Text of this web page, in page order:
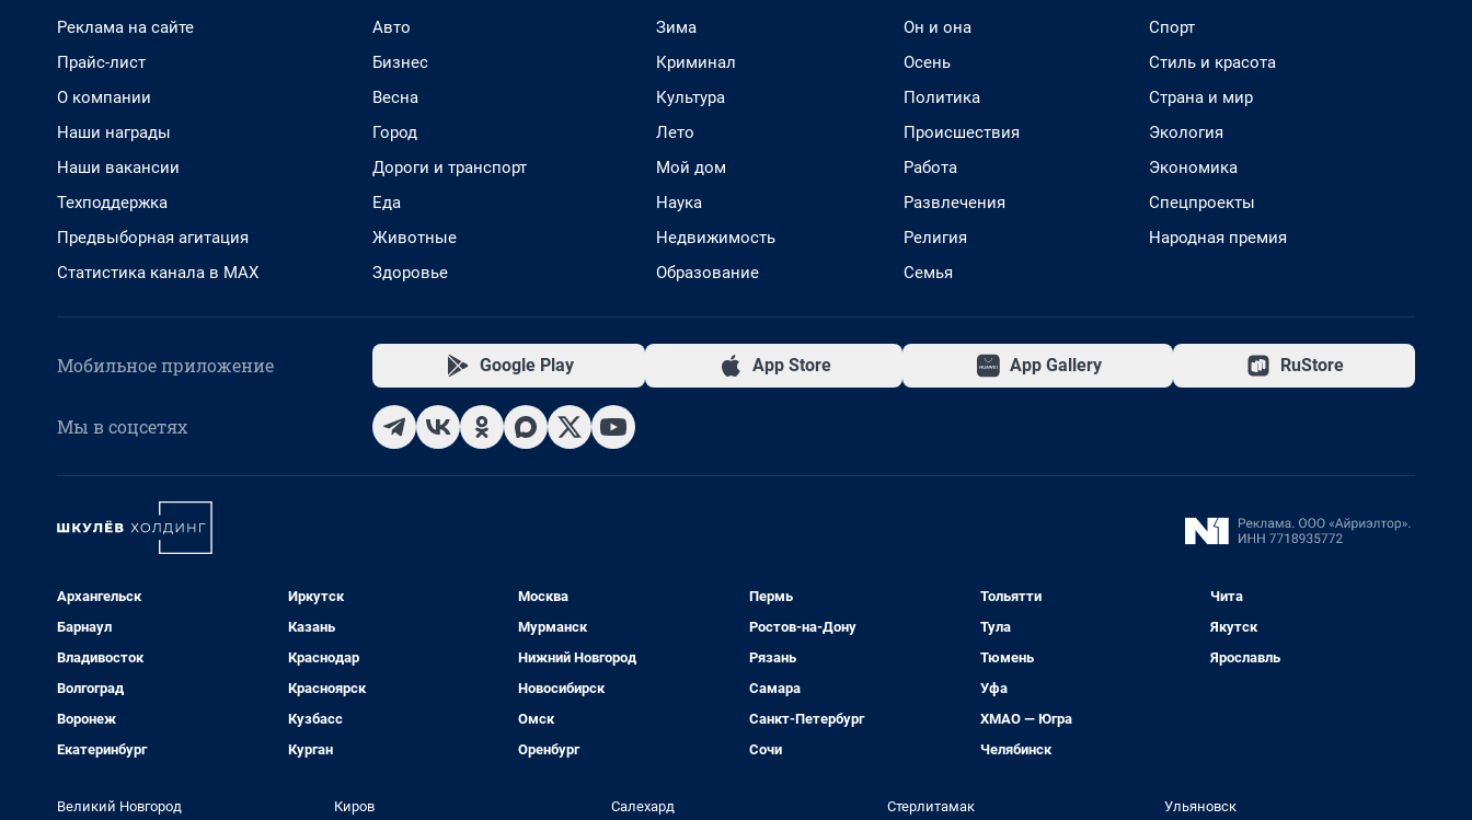
Реклама на сайте
Прайс-лист
О компании
Наши награды
Наши вакансии
Техподдержка
Предвыборная агитация
Статистика канала в MAX
Авто
Бизнес
Весна
Город
Дороги и транспорт
Еда
Животные
Здоровье
Зима
Криминал
Культура
Лето
Мой дом
Наука
Недвижимость
Образование
Он и она
Осень
Политика
Происшествия
Работа
Развлечения
Религия
Семья
Спорт
Стиль и красота
Страна и мир
Экология
Экономика
Спецпроекты
Народная премия
Мобильное приложение Google Play App Store App Gallery RuStore
Мы в соцсетях
Архангельск
Барнаул
Владивосток
Волгоград
Воронеж
Екатеринбург
Иркутск
Казань
Краснодар
Красноярск
Кузбасс
Курган
Москва
Мурманск
Нижний Новгород
Новосибирск
Омск
Оренбург
Пермь
Ростов-на-Дону
Рязань
Самара
Санкт-Петербург
Сочи
Тольятти
Тула
Тюмень
Уфа
ХМАО — Югра
Челябинск
Чита
Якутск
Ярославль
Великий Новгород Киров Салехард Стерлитамак Ульяновск